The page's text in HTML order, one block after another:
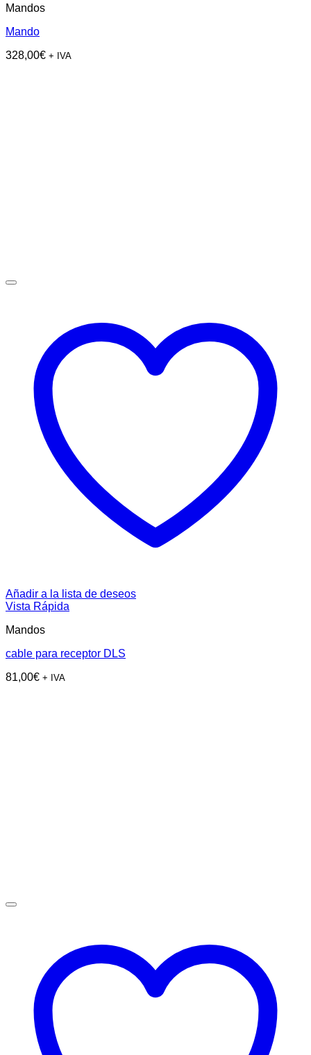
Mandos
Mando
328,00€ + IVA
Añadir a la lista de deseos
Vista Rápida
Mandos
cable para receptor DLS
81,00€ + IVA